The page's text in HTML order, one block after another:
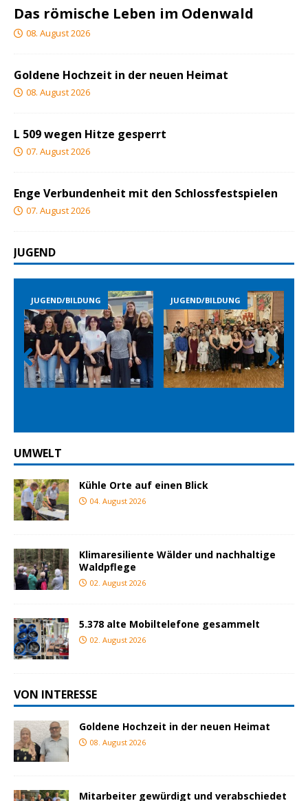
Das römische Leben im Odenwald
08. August 2026
Goldene Hochzeit in der neuen Heimat
08. August 2026
L 509 wegen Hitze gesperrt
07. August 2026
Enge Verbundenheit mit den Schlossfestspielen
07. August 2026
JUGEND
JUGEND/BILDUNG JUGEND/
Prev
ious
Nex
t
UMWELT
Kühle Orte auf einen Blick
04. August 2026
Klimaresiliente Wälder und nachhaltige
Waldpflege
02. August 2026
5.378 alte Mobiltelefone gesammelt
02. August 2026
VON INTERESSE
Goldene Hochzeit in der neuen Heimat
08. August 2026
Mitarbeiter gewürdigt und verabschiedet